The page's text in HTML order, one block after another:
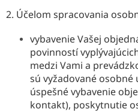
2. Účelom spracovania
vybavenie Vašej
povinností
medzi Vami a
sú vyžadované
úspešné vybavenie
kontakt), poskytnutie